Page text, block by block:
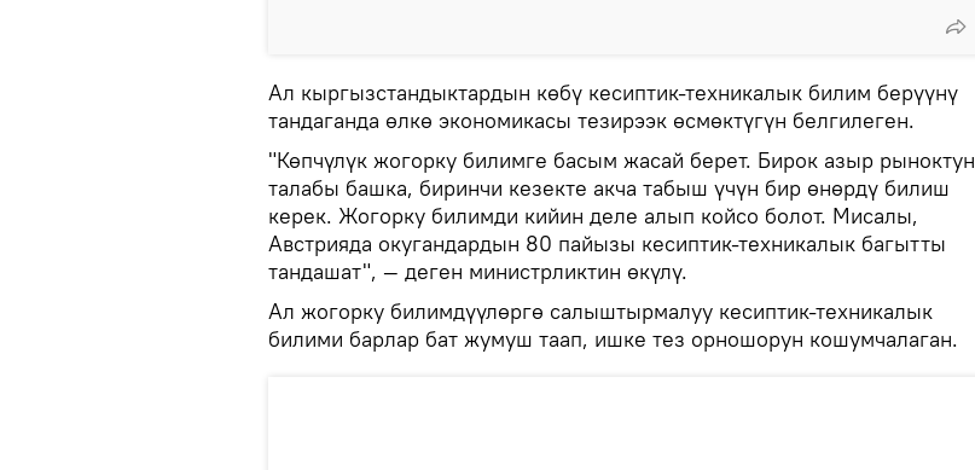
Ал кыргызстандыктардын көбү кесиптик-техникалык билим берүүнү
тандаганда өлкө экономикасы тезирээк өсмөктүгүн белгилеген.
"Көпчүлүк жогорку билимге басым жасай берет. Бирок азыр рыноктун
талабы башка, биринчи кезекте акча табыш үчүн бир өнөрдү билиш
керек. Жогорку билимди кийин деле алып койсо болот. Мисалы,
Австрияда окугандардын 80 пайызы кесиптик-техникалык багытты
тандашат", — деген министрликтин өкүлү.
Ал жогорку билимдүүлөргө салыштырмалуу кесиптик-техникалык
билими барлар бат жумуш таап, ишке тез орношорун кошумчалаган.